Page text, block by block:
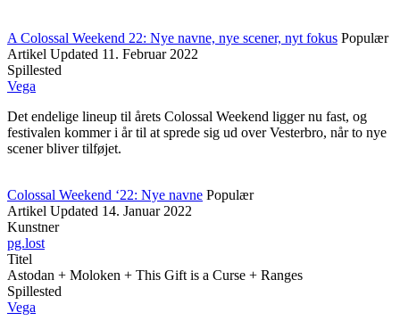
A Colossal Weekend 22: Nye navne, nye scener, nyt fokus Populær
Artikel Updated 11. Februar 2022
Spillested
Vega
Det endelige lineup til årets Colossal Weekend ligger nu fast, og
festivalen kommer i år til at sprede sig ud over Vesterbro, når to nye
scener bliver tilføjet.
Colossal Weekend ‘22: Nye navne Populær
Artikel Updated 14. Januar 2022
Kunstner
pg.lost
Titel
Astodan + Moloken + This Gift is a Curse + Ranges
Spillested
Vega